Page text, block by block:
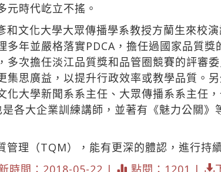
元時代屹立不搖。
文化大學大眾傳播學系教授方蘭生來校
年並嚴格落實PDCA，擔任過國家品質獎
次擔任淡江品質獎和品管圈競賽的評審
思廣益，以提升行政效率或教學品質。
大學新聞系系主任、大眾傳播系系主任
各大企業訓練講師，並著有《魅力公關》
理（TQM），能有更深的體認，進行持
時間：2018-05-22 | 點閱：1201 |